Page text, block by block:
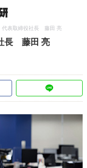
代表取締役社長 藤田 亮
長 藤田 亮